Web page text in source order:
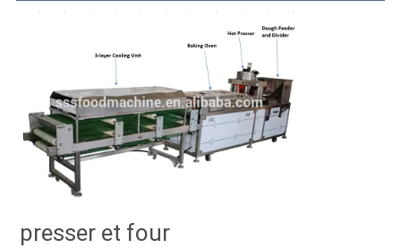
presser et four